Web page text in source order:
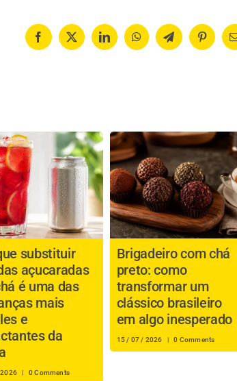
Facebook
X LinkedInWhatsAppTelegram
substituir
açucaradas
é uma das
mais
e
da
| 0 Comments
Brigadeiro com chá
preto: como
transformar um
clássico brasileiro
em algo inesperado
15 / 07 / 2026 | 0 Comments